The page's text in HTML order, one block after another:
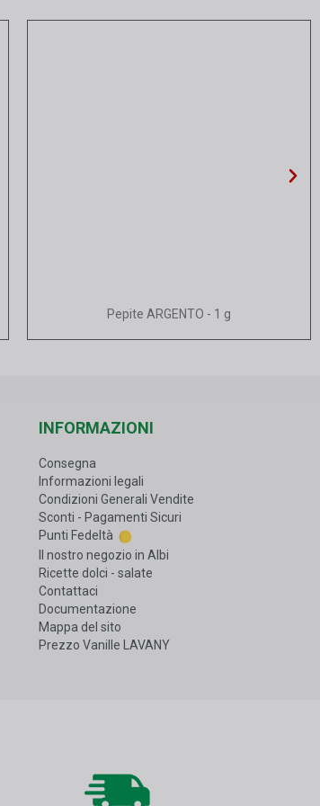
Vista rapida
Pepite ARGENTO - 1 g
INFORMAZIONI
Consegna
Informazioni legali
Condizioni Generali Vendite
Sconti - Pagamenti Sicuri
Punti Fedeltà
Il nostro negozio in Albi
Ricette dolci - salate
Contattaci
Documentazione
Mappa del sito
Prezzo Vanille LAVANY